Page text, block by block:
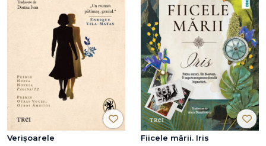
Verișoarele Fiicele mării. Iris